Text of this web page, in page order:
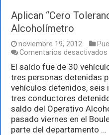
Aplican “Cero
Alcoholímetro
noviembre 19, 2012
Comentarios desactivados
El saldo fue de 30
tres personas detenidas
vehículos detenidos,
tres conductores
saldo del Operativo
pasado viernes en el
parte del departamento …